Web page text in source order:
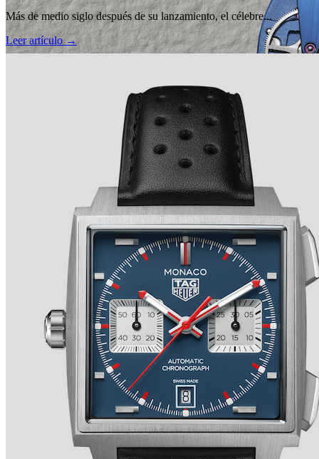
TRADITION SECONDE RÉTROGRADE 7037 de
Más de medio siglo después de su lanzamiento, el célebre...
Leer artículo →